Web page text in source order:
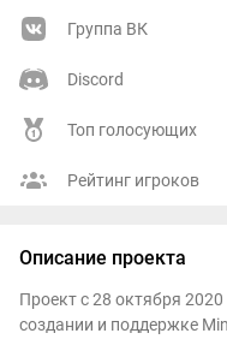
Группа ВК
Discord
Топ голосующих
Рейтинг игроков
Описание проекта
Проект с 28 октября
создании и поддержке